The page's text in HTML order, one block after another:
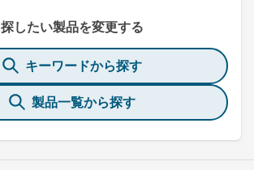
探したい製品を変更する
キーワードから探す
製品一覧から探す